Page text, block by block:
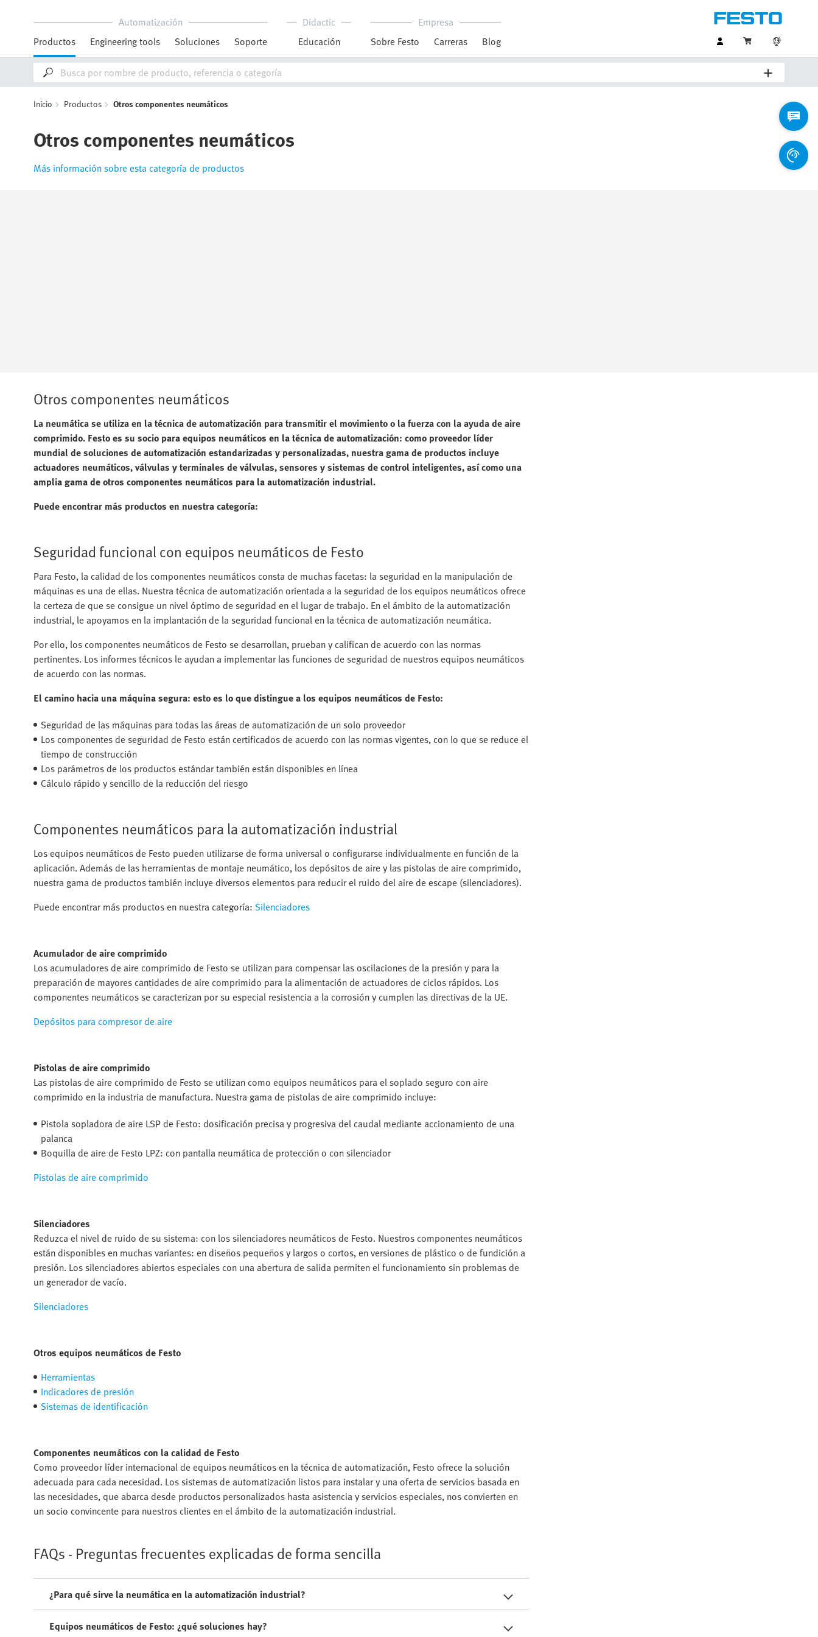
Automatización
Productos
Engineering tools Soluciones Soporte
Didactic
Educación
Empresa
Sobre Festo
Carreras Blog
Inicio Productos Otros componentes neumáticos
Otros componentes neumáticos
Más información sobre esta categoría de productos
Otros componentes neumáticos
La neumática se utiliza en la técnica de automatización para transmitir el movimiento o la fuerza con la ayuda de aire
comprimido. Festo es su socio para equipos neumáticos en la técnica de automatización: como proveedor líder
mundial de soluciones de automatización estandarizadas y personalizadas, nuestra gama de productos incluye
actuadores neumáticos, válvulas y terminales de válvulas, sensores y sistemas de control inteligentes, así como una
amplia gama de otros componentes neumáticos para la automatización industrial.
Puede encontrar más productos en nuestra categoría:
Seguridad funcional con equipos neumáticos de Festo
Para Festo, la calidad de los componentes neumáticos consta de muchas facetas: la seguridad en la manipulación de
máquinas es una de ellas. Nuestra técnica de automatización orientada a la seguridad de los equipos neumáticos ofrece
la certeza de que se consigue un nivel óptimo de seguridad en el lugar de trabajo. En el ámbito de la automatización
industrial, le apoyamos en la implantación de la seguridad funcional en la técnica de automatización neumática.
Por ello, los componentes neumáticos de Festo se desarrollan, prueban y califican de acuerdo con las normas
pertinentes. Los informes técnicos le ayudan a implementar las funciones de seguridad de nuestros equipos neumáticos
de acuerdo con las normas.
El camino hacia una máquina segura: esto es lo que distingue a los equipos neumáticos de Festo:
Seguridad de las máquinas para todas las áreas de automatización de un solo proveedor
Los componentes de seguridad de Festo están certificados de acuerdo con las normas vigentes, con lo que se reduce el
tiempo de construcción
Los parámetros de los productos estándar también están disponibles en línea
Cálculo rápido y sencillo de la reducción del riesgo
Componentes neumáticos para la automatización industrial
Los equipos neumáticos de Festo pueden utilizarse de forma universal o configurarse individualmente en función de la
aplicación. Además de las herramientas de montaje neumático, los depósitos de aire y las pistolas de aire comprimido,
nuestra gama de productos también incluye diversos elementos para reducir el ruido del aire de escape (silenciadores).
Puede encontrar más productos en nuestra categoría: Silenciadores
Acumulador de aire comprimido
Los acumuladores de aire comprimido de Festo se utilizan para compensar las oscilaciones de la presión y para la
preparación de mayores cantidades de aire comprimido para la alimentación de actuadores de ciclos rápidos. Los
componentes neumáticos se caracterizan por su especial resistencia a la corrosión y cumplen las directivas de la UE.
Depósitos para compresor de aire
Pistolas de aire comprimido
Las pistolas de aire comprimido de Festo se utilizan como equipos neumáticos para el soplado seguro con aire
comprimido en la industria de manufactura. Nuestra gama de pistolas de aire comprimido incluye:
Pistola sopladora de aire LSP de Festo: dosificación precisa y progresiva del caudal mediante accionamiento de una
palanca
Boquilla de aire de Festo LPZ: con pantalla neumática de protección o con silenciador
Pistolas de aire comprimido
Silenciadores
Reduzca el nivel de ruido de su sistema: con los silenciadores neumáticos de Festo. Nuestros componentes neumáticos
están disponibles en muchas variantes: en diseños pequeños y largos o cortos, en versiones de plástico o de fundición a
presión. Los silenciadores abiertos especiales con una abertura de salida permiten el funcionamiento sin problemas de
un generador de vacío.
Silenciadores
Otros equipos neumáticos de Festo
Herramientas
Indicadores de presión
Sistemas de identificación
Componentes neumáticos con la calidad de Festo
Como proveedor líder internacional de equipos neumáticos en la técnica de automatización, Festo ofrece la solución
adecuada para cada necesidad. Los sistemas de automatización listos para instalar y una oferta de servicios basada en
las necesidades, que abarca desde productos personalizados hasta asistencia y servicios especiales, nos convierten en
un socio convincente para nuestros clientes en el ámbito de la automatización industrial.
FAQs - Preguntas frecuentes explicadas de forma sencilla
¿Para qué sirve la neumática en la automatización industrial?
Equipos neumáticos de Festo: ¿qué soluciones hay?